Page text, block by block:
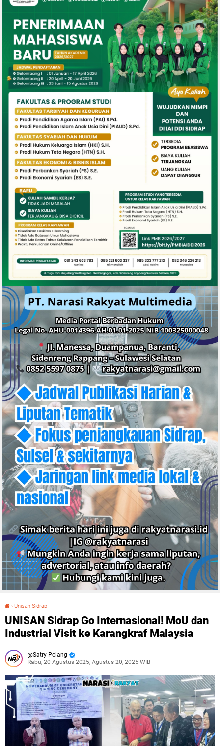
› Unisan Sidrap
UNISAN Sidrap Go Internasional! MoU dan
Industrial Visit ke Karangkraf Malaysia
Satry Polang
Rabu, 20 Agustus 2025, Agustus 20, 2025 WIB